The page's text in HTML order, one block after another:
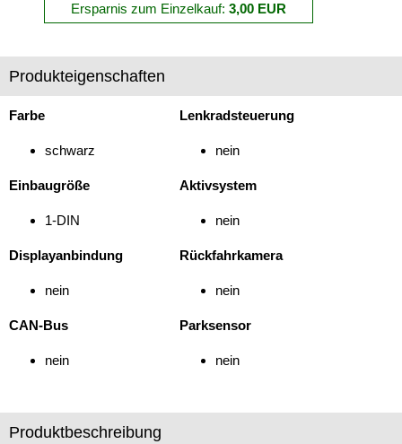
Frequenzweichen
Handyhalterungen
iPod
Parkscheiben
Ersparnis zum Einzelkauf: 3,00 EUR
Produkteigenschaften
Farbe
schwarz
Lenkradsteuerung
nein
Einbaugröße
1-DIN
Aktivsystem
nein
Displayanbindung
nein
Rückfahrkamera
nein
CAN-Bus
nein
Parksensor
nein
Produktbeschreibung